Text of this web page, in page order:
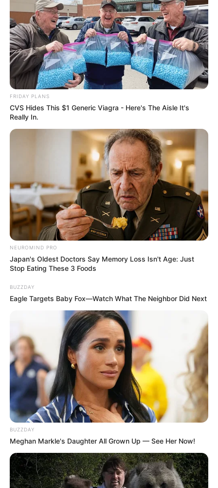
FRIDAY PLANS
CVS Hides This $1 Generic Viagra - Here's The Aisle It's
Really In.
NEUROMIND PRO
Japan's Oldest Doctors Say Memory Loss Isn't Age: Just
Stop Eating These 3 Foods
BUZZDAY
Eagle Targets Baby Fox—Watch What The Neighbor Did Next
BUZZDAY
Meghan Markle's Daughter All Grown Up — See Her Now!